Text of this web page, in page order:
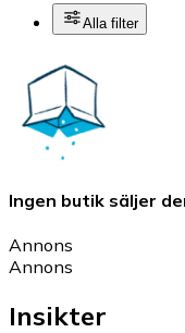
Alla filter
Ingen butik säljer
Annons
Annons
Insikter